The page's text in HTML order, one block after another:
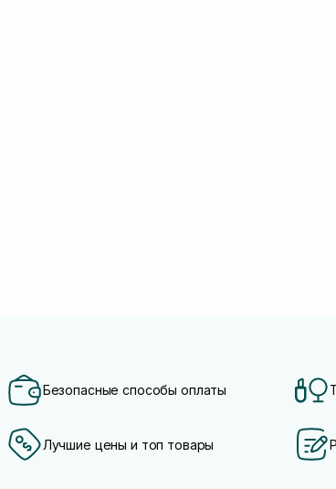
Безопасные способы оплаты
Лучшие цены и топ товары